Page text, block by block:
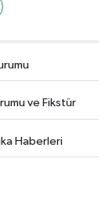
ve Fikstür
Haberleri